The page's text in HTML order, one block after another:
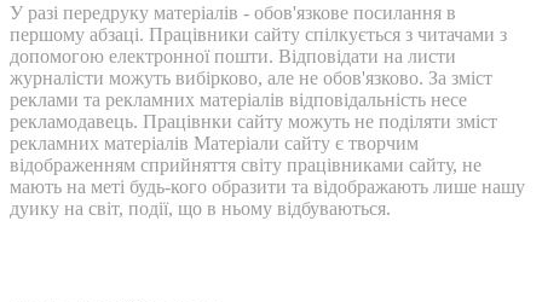
У разі передруку матеріалів - обов'язкове посилання в
першому абзаці. Працівники сайту спілкується з читачами з
допомогою електронної пошти. Відповідати на листи
журналісти можуть вибірково, але не обов'язково. За зміст
реклами та рекламних матеріалів відповідальність несе
рекламодавець. Працівнки сайту можуть не поділяти зміст
рекламних матеріалів Матеріали сайту є творчим
відображенням сприйняття світу працівниками сайту, не
мають на меті будь-кого образити та відображають лише нашу
дуику на світ, події, що в ньому відбуваються.